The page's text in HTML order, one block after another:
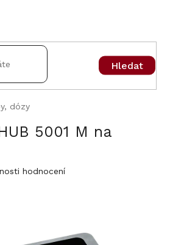
Hledat
dózy
5001 M na
hodnocení